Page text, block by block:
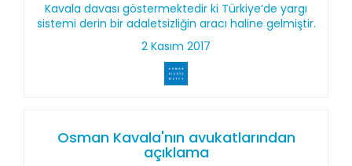
Kavala davası göstermektedir ki Türkiye’de yargı
sistemi derin bir adaletsizliğin aracı haline gelmiştir.
2 Kasım 2017
Osman Kavala'nın avukatlarından
açıklama